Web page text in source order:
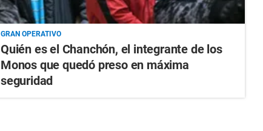
GRAN OPERATIVO
Quién es el Chanchón, el integrante de los
Monos que quedó preso en máxima
seguridad